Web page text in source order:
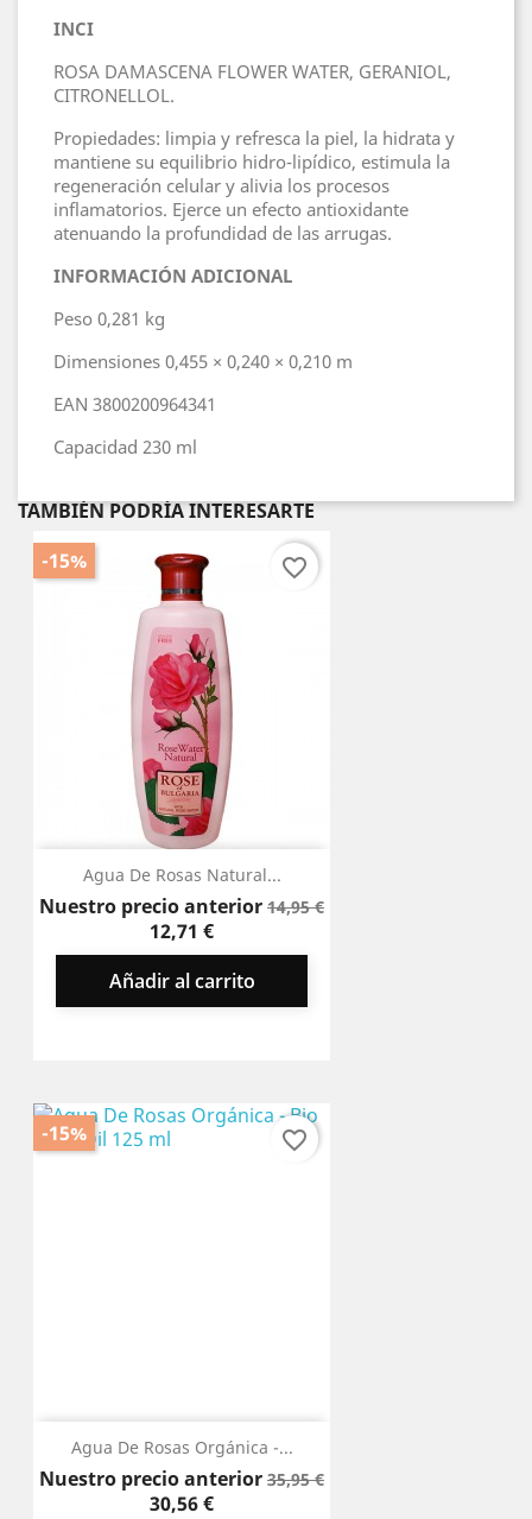
INCI
ROSA DAMASCENA FLOWER WATER, GERANIOL,
CITRONELLOL.
Propiedades: limpia y refresca la piel, la hidrata y
mantiene su equilibrio hidro-lipídico, estimula la
regeneración celular y alivia los procesos
inflamatorios. Ejerce un efecto antioxidante
atenuando la profundidad de las arrugas.
INFORMACIÓN ADICIONAL
Peso 0,281 kg
Dimensiones 0,455 × 0,240 × 0,210 m
EAN 3800200964341
Capacidad 230 ml
TAMBIÉN PODRÍA INTERESARTE
Agua De Rosas Natural...
Nuestro precio anteriorPrecio
14,95 €Precio
12,71 €
Añadir al carrito
-15% favorite_border
Agua De Rosas Orgánica -...
Nuestro precio anteriorPrecio
35,95 €Precio
30,56 €
-15% favorite_border